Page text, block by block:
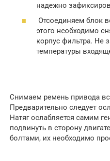
надежно
Отсоединяем блок
этого необходимо
корпус фильтра. Не
температуры
Снимаем ремень привода
Предварительно следует
Натяг ослабляется самим
подвинуть в сторону
болтами, их необходимо